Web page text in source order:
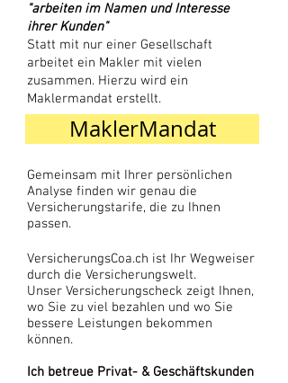
"arbeiten im Namen und Interesse
ihrer Kunden"
Statt mit nur einer Gesellschaft
arbeitet ein Makler mit vielen
zusammen. Hierzu wird ein
Maklermandat erstellt.
MaklerMandat
Gemeinsam mit Ihrer persönlichen
Analyse finden wir genau die
Versicherungstarife, die zu Ihnen
passen.
VersicherungsCoa.ch ist Ihr Wegweiser
durch die Versicherungswelt.
Unser Versicherungscheck zeigt Ihnen,
wo Sie zu viel bezahlen und wo Sie
bessere Leistungen bekommen
können.
Ich betreue Privat- & Geschäftskunden